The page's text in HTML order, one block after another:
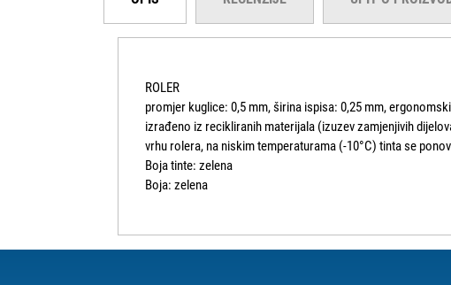
ROLER
promjer kuglice: 0,5 mm, širina ispisa: 0,25 mm,
izrađeno iz recikliranih materijala (izuzev zamjenjivih
vrhu rolera, na niskim temperaturama (-10°C) tinta se
Boja tinte: zelena
Boja: zelena